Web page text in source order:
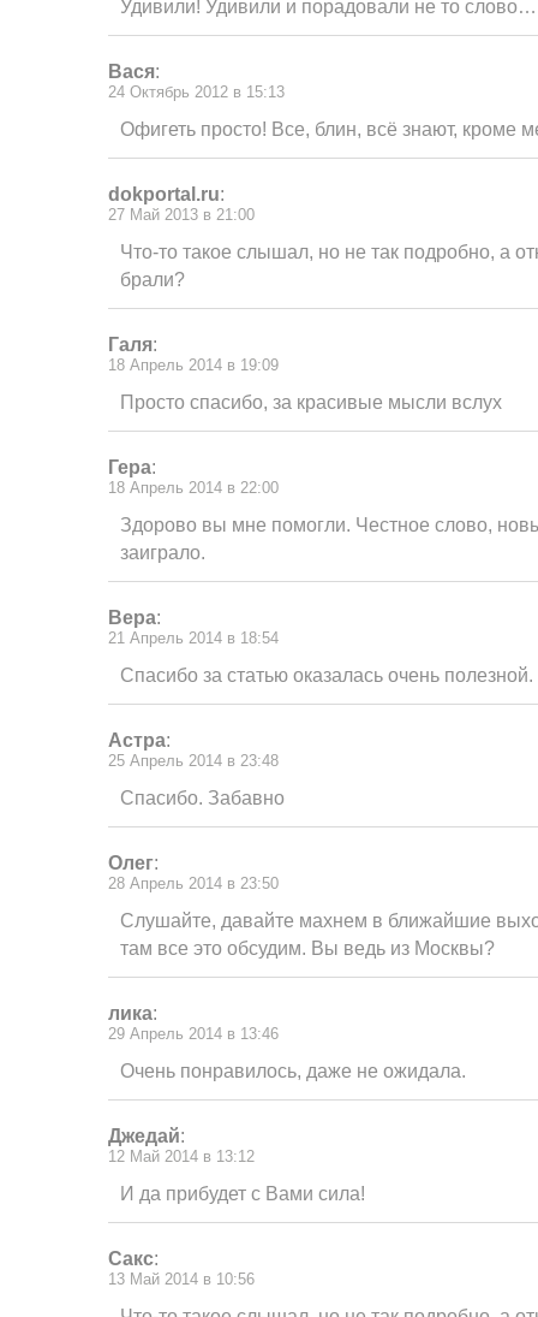
Удивили! Удивили и порадовали не то слово…
Вася:
24 Октябрь 2012 в 15:13
Офигеть просто! Все, блин, всё знают, кроме
dokportal.ru:
27 Май 2013 в 21:00
Что-то такое слышал, но не так подробно, а
брали?
Галя:
18 Апрель 2014 в 19:09
Просто спасибо, за красивые мысли вслух
Гера:
18 Апрель 2014 в 22:00
Здорово вы мне помогли. Честное слово,
заиграло.
Вера:
21 Апрель 2014 в 18:54
Спасибо за статью оказалась очень полезной.
Астра:
25 Апрель 2014 в 23:48
Спасибо. Забавно
Олег:
28 Апрель 2014 в 23:50
Слушайте, давайте махнем в ближайшие
там все это обсудим. Вы ведь из Москвы?
лика:
29 Апрель 2014 в 13:46
Очень понравилось, даже не ожидала.
Джедай:
12 Май 2014 в 13:12
И да прибудет с Вами сила!
Сакс:
13 Май 2014 в 10:56